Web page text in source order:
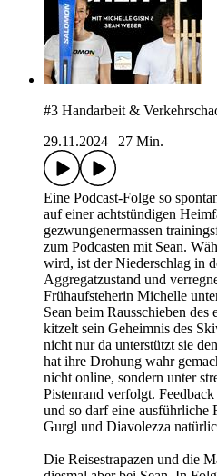
#3 Handarbeit &
29.11.2024
27 Min.
Eine Podcast-Folge so
auf einer achtstündigen
gezwungenermassen
zum Podcasten mit Sean.
wird, ist der Niederschlag in
Aggregatzustand und
Frühaufsteherin Michelle
Sean beim Rausschieben
kitzelt sein Geheimnis des
nicht nur da unterstützt sie
hat ihre Drohung wahr
nicht online, sondern unter
Pistenrand verfolgt.
und so darf eine ausführliche
Gurgl und Diavolezza
Die Reisestrapazen und die